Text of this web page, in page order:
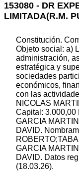
153080 - DR
LIMITADA(R.M.
Constitución.
Objeto social: a)
administración,
estratégica y
sociedades
económicos,
con las
NICOLAS
Capital: 3.000,00
GARCIA
DAVID.
GARCIA
DAVID. Datos
(18.03.26).